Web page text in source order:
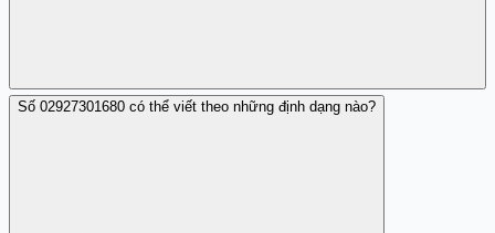
Không, 02927301680 đã được xác nhận là một số lừa đảo
Số 02927301680 có thể viết theo những định dạng nào?